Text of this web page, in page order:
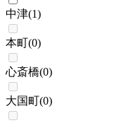
中津(1)
本町(0)
心斎橋(0)
大国町(0)